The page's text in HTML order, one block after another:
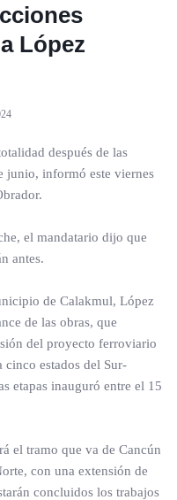
López
después de las
junio, informó este viernes
el mandatario dijo que
antes.
de Calakmul, López
de las obras, que
del proyecto ferroviario
estados del Sur-
etapas inauguró entre el 15
el tramo que va de Cancún
con una extensión de
concluidos los trabajos